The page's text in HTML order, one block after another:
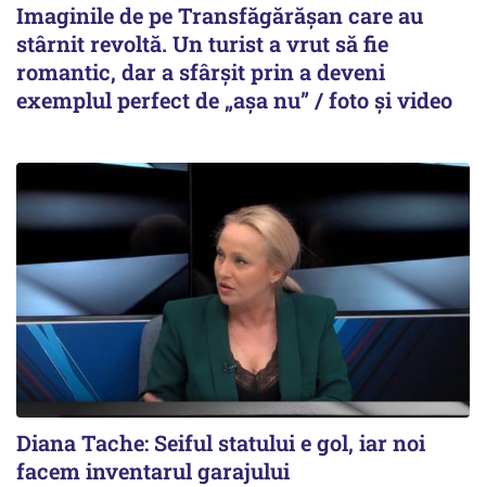
Imaginile de pe Transfăgărășan care au
stârnit revoltă. Un turist a vrut să fie
romantic, dar a sfârșit prin a deveni
exemplul perfect de „așa nu” / foto și video
Diana Tache: Seiful statului e gol, iar noi
facem inventarul garajului